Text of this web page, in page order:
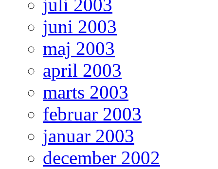
juli 2003
juni 2003
maj 2003
april 2003
marts 2003
februar 2003
januar 2003
december 2002